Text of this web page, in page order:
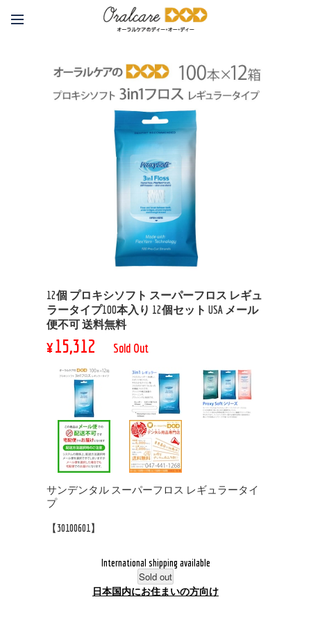
12個 プロキシソフト スーパーフロス レギュ
ラータイプ100本入り 12個セット USA メール
便不可 送料無料
¥15,312 Sold Out
サンデンタル スーパーフロス レギュラータイ
プ
【30100601】
International shipping available
Sold out
日本国内にお住まいの方向け